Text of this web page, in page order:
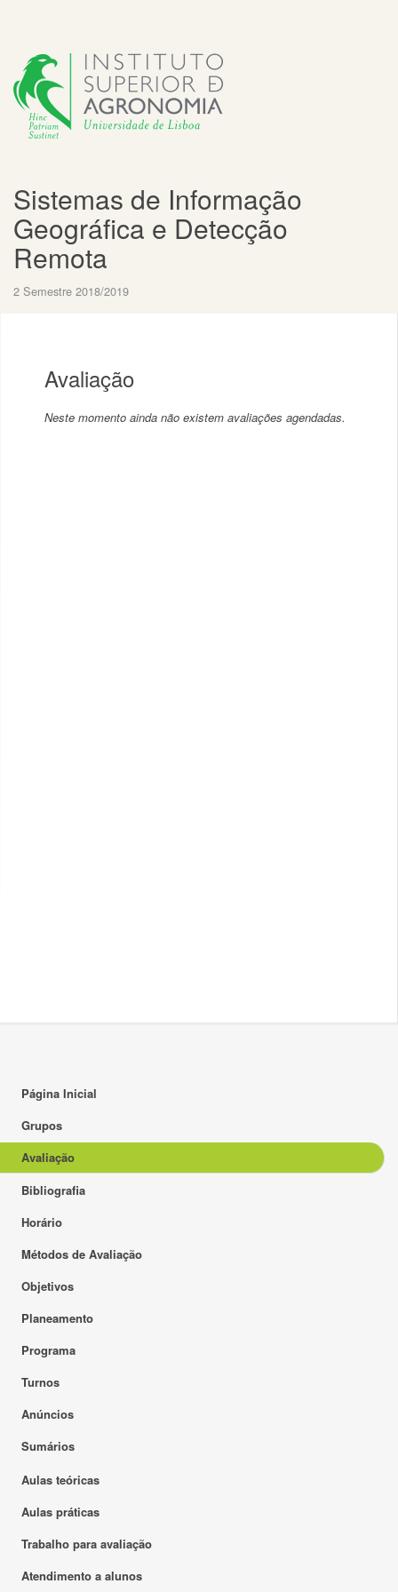
Sistemas de Informação
Geográfica e Detecção
Remota
2 Semestre 2018/2019
Avaliação
Neste momento ainda não existem avaliações agendadas.
Página Inicial
Grupos
Avaliação
Bibliografia
Horário
Métodos de Avaliação
Objetivos
Planeamento
Programa
Turnos
Anúncios
Sumários
Aulas teóricas
Aulas práticas
Trabalho para avaliação
Atendimento a alunos